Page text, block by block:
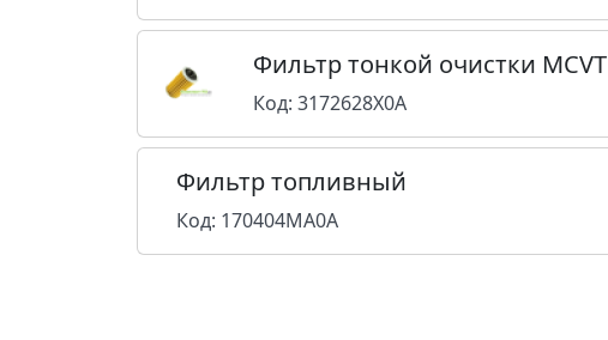
Фильтр тонкой очистки MCVT
Код: 3172628X0A
Фильтр топливный
Код: 170404MA0A